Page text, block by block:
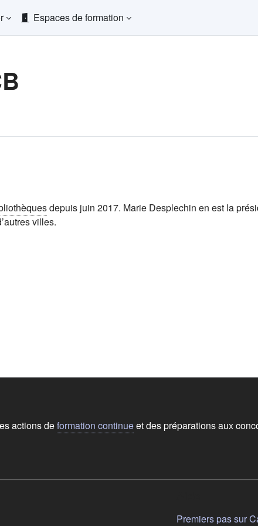
Espaces de formation
depuis juin 2017. Marie Desplechin en est la
villes.
onglet)
actions deformation continueet des préparations aux
dans un nouvel onglet)
Premiers pas sur